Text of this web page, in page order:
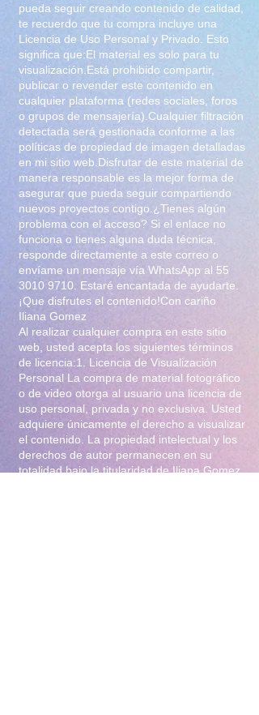
pueda seguir creando contenido de calidad,
te recuerdo que tu compra incluye una
Licencia de Uso Personal y Privado. Esto
significa que:El material es solo para tu
visualización.Está prohibido compartir,
publicar o revender este contenido en
cualquier plataforma (redes sociales, foros
o grupos de mensajería).Cualquier filtración
detectada será gestionada conforme a las
políticas de propiedad de imagen detalladas
en mi sitio web.Disfrutar de este material de
manera responsable es la mejor forma de
asegurar que pueda seguir compartiendo
nuevos proyectos contigo.¿Tienes algún
problema con el acceso? Si el enlace no
funciona o tienes alguna duda técnica,
responde directamente a este correo o
envíame un mensaje vía WhatsApp al 55
3010 9710 . Estaré encantada de ayudarte.
¡Que disfrutes el contenido!Con cariño
Iliana Gomez
Al realizar cualquier compra en este sitio
web, usted acepta los siguientes términos
de licencia:1. Licencia de Visualización
Personal La compra de material fotográfico
o de video otorga al usuario una licencia de
uso personal, privada y no exclusiva. Usted
adquiere únicamente el derecho a visualizar
el contenido. La propiedad intelectual y los
derechos de autor permanecen en su
totalidad bajo la titularidad de Iliana Gomez